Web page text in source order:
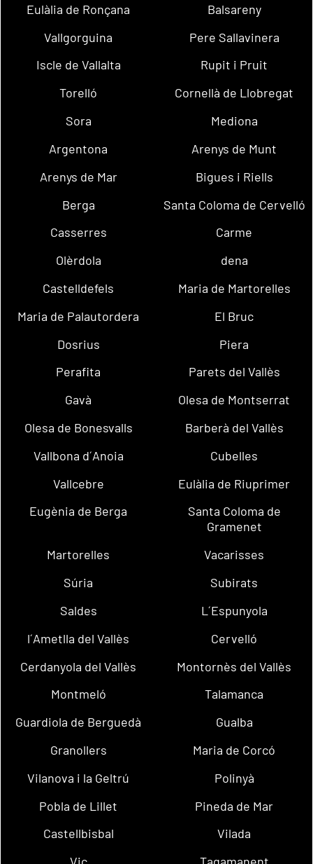
Eulàlia de Ronçana
Balsareny
Vallgorguina
Pere Sallavinera
Iscle de Vallalta
Rupit i Pruit
Torelló
Cornellà de Llobregat
Sora
Mediona
Argentona
Arenys de Munt
Arenys de Mar
Bigues i Riells
Berga
Santa Coloma de Cervelló
Casserres
Carme
Olèrdola
dena
Castelldefels
Maria de Martorelles
Maria de Palautordera
El Bruc
Dosrius
Piera
Perafita
Parets del Vallès
Gavà
Olesa de Montserrat
Olesa de Bonesvalls
Barberà del Vallès
Vallbona d´Anoia
Cubelles
Vallcebre
Eulàlia de Riuprimer
Eugènia de Berga
Santa Coloma de
Gramenet
Martorelles
Vacarisses
Súria
Subirats
Saldes
L´Espunyola
l´Ametlla del Vallès
Cervelló
Cerdanyola del Vallès
Montornès del Vallès
Montmeló
Talamanca
Guardiola de Berguedà
Gualba
Granollers
Maria de Corcó
Vilanova i la Geltrú
Polinyà
Pobla de Lillet
Pineda de Mar
Castellbisbal
Vilada